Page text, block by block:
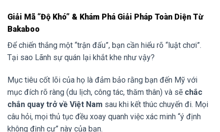
Giải Mã “Độ Khó” & Khám Phá Giải Pháp Toàn Diện Từ
Bakaboo
Để chiến thắng một “trận đấu”, bạn cần hiểu rõ “luật chơi”.
Tại sao Lãnh sự quán lại khắt khe như vậy?
Mục tiêu cốt lõi của họ là đảm bảo rằng bạn đến Mỹ với
mục đích rõ ràng (du lịch, công tác, thăm thân) và sẽ chắc
chắn quay trở về Việt Nam sau khi kết thúc chuyến đi. Mọi
câu hỏi, mọi thủ tục đều xoay quanh việc xác minh “ý định
không định cư” này của bạn.